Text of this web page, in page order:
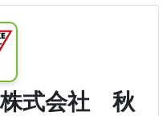
式会社 秋